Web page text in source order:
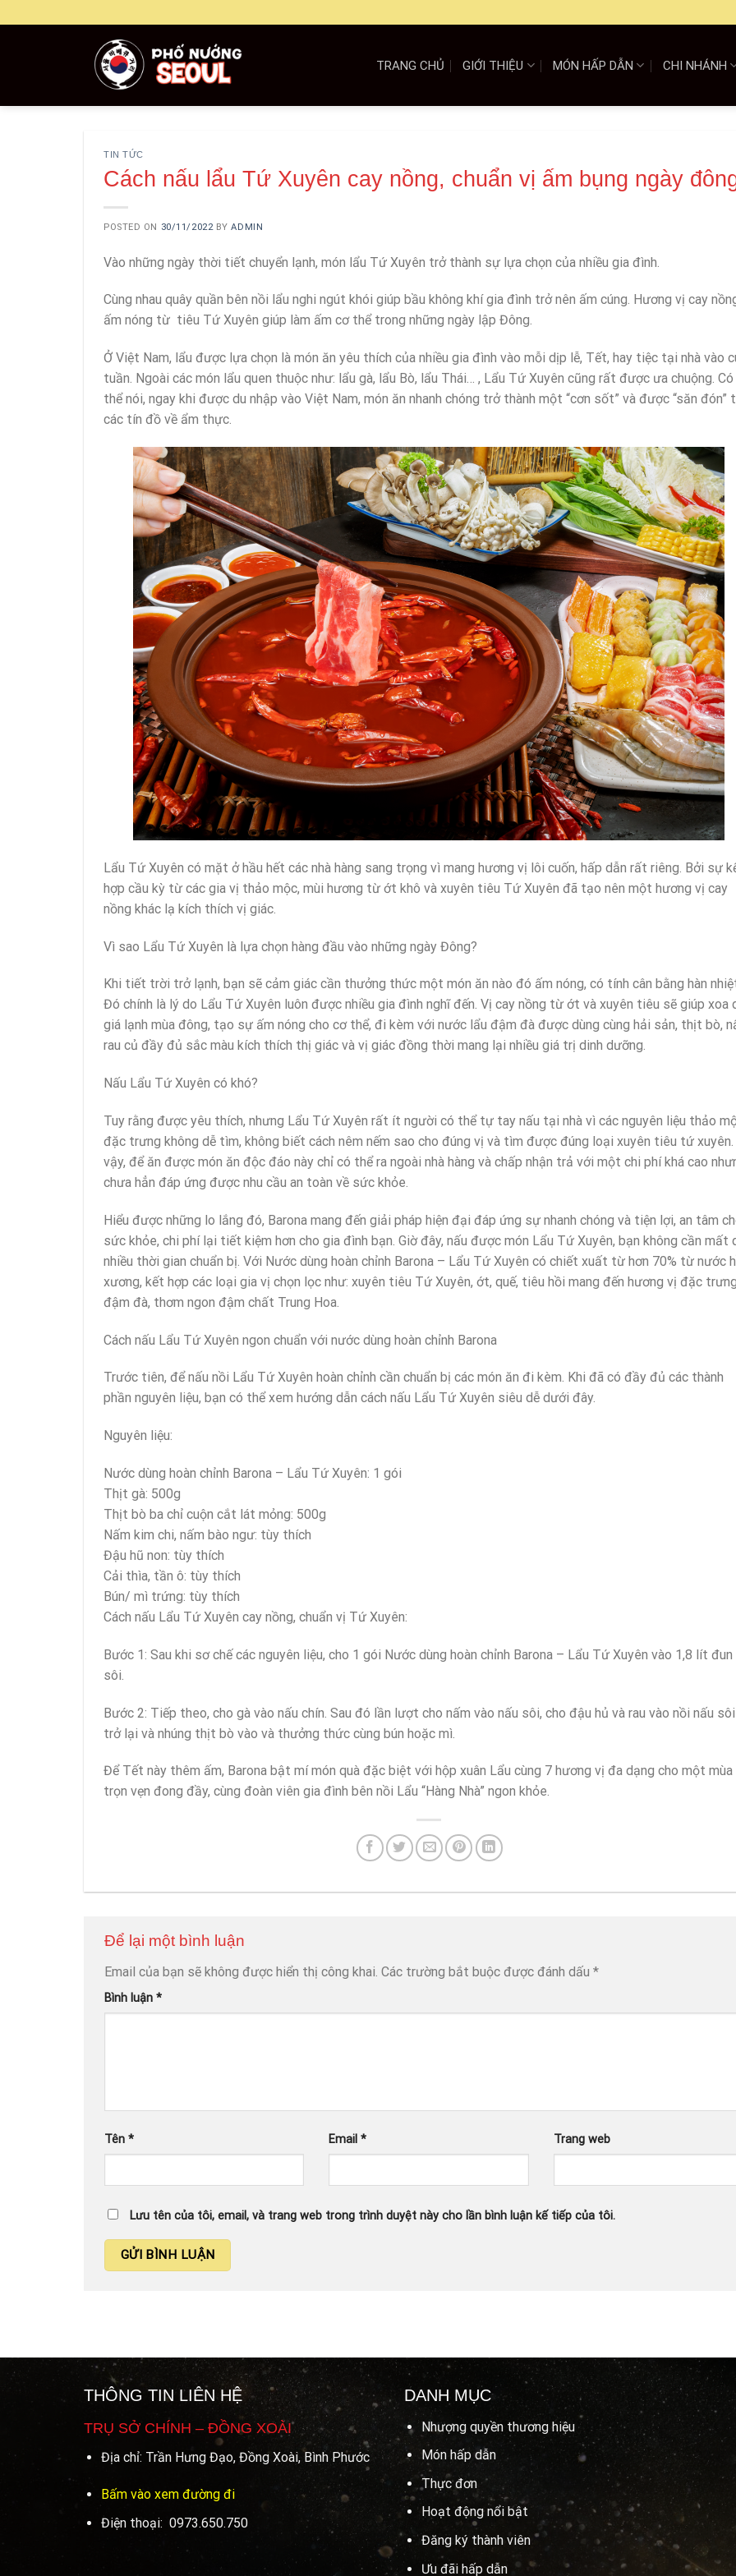
to
TRANG CHỦ GIỚI THIỆU MÓN HẤP DẪN CHI NHÁNH
TIN TỨC
Cách nấu lẩu Tứ Xuyên cay nồng, chuẩn vị ấm bụng ngày
POSTED ON 30/11/2022 BYADMIN
Vào những ngày thời tiết chuyển lạnh, món lẩu Tứ Xuyên trở thành sự lựa chọn của nhiều gia đình.
Cùng nhau quây quần bên nồi lẩu nghi ngút khói giúp bầu không khí gia đình trở nên ấm cúng. Hương vị cay
ấm nóng từ tiêu Tứ Xuyên giúp làm ấm cơ thể trong những ngày lập Đông.
Ở Việt Nam, lẩu được lựa chọn là món ăn yêu thích của nhiều gia đình vào mỗi dịp lễ, Tết, hay tiệc tại nhà vào
tuần. Ngoài các món lẩu quen thuộc như: lẩu gà, lẩu Bò, lẩu Thái… , Lẩu Tứ Xuyên cũng rất được ưa chuộng. Có
thể nói, ngay khi được du nhập vào Việt Nam, món ăn nhanh chóng trở thành một “cơn sốt” và được “săn đón”
các tín đồ về ẩm thực.
Lẩu Tứ Xuyên có mặt ở hầu hết các nhà hàng sang trọng vì mang hương vị lôi cuốn, hấp dẫn rất riêng. Bởi sự
hợp cầu kỳ từ các gia vị thảo mộc, mùi hương từ ớt khô và xuyên tiêu Tứ Xuyên đã tạo nên một hương vị cay
nồng khác lạ kích thích vị giác.
Vì sao Lẩu Tứ Xuyên là lựa chọn hàng đầu vào những ngày Đông?
Khi tiết trời trở lạnh, bạn sẽ cảm giác cần thưởng thức một món ăn nào đó ấm nóng, có tính cân bằng hàn
Đó chính là lý do Lẩu Tứ Xuyên luôn được nhiều gia đình nghĩ đến. Vị cay nồng từ ớt và xuyên tiêu sẽ giúp xoa
giá lạnh mùa đông, tạo sự ấm nóng cho cơ thể, đi kèm với nước lẩu đậm đà được dùng cùng hải sản, thịt bò,
rau củ đầy đủ sắc màu kích thích thị giác và vị giác đồng thời mang lại nhiều giá trị dinh dưỡng.
Nấu Lẩu Tứ Xuyên có khó?
Tuy rằng được yêu thích, nhưng Lẩu Tứ Xuyên rất ít người có thể tự tay nấu tại nhà vì các nguyên liệu thảo
đặc trưng không dễ tìm, không biết cách nêm nếm sao cho đúng vị và tìm được đúng loại xuyên tiêu tứ xuyên.
vậy, để ăn được món ăn độc đáo này chỉ có thể ra ngoài nhà hàng và chấp nhận trả với một chi phí khá cao
chưa hẳn đáp ứng được nhu cầu an toàn về sức khỏe.
Hiểu được những lo lắng đó, Barona mang đến giải pháp hiện đại đáp ứng sự nhanh chóng và tiện lợi, an tâm
sức khỏe, chi phí lại tiết kiệm hơn cho gia đình bạn. Giờ đây, nấu được món Lẩu Tứ Xuyên, bạn không cần mất
nhiều thời gian chuẩn bị. Với Nước dùng hoàn chỉnh Barona – Lẩu Tứ Xuyên có chiết xuất từ hơn 70% từ nước
xương, kết hợp các loại gia vị chọn lọc như: xuyên tiêu Tứ Xuyên, ớt, quế, tiêu hồi mang đến hương vị đặc
đậm đà, thơm ngon đậm chất Trung Hoa.
Cách nấu Lẩu Tứ Xuyên ngon chuẩn với nước dùng hoàn chỉnh Barona
Trước tiên, để nấu nồi Lẩu Tứ Xuyên hoàn chỉnh cần chuẩn bị các món ăn đi kèm. Khi đã có đầy đủ các thành
phần nguyên liệu, bạn có thể xem hướng dẫn cách nấu Lẩu Tứ Xuyên siêu dễ dưới đây.
Nguyên liệu:
Nước dùng hoàn chỉnh Barona – Lẩu Tứ Xuyên: 1 gói
Thịt gà: 500g
Thịt bò ba chỉ cuộn cắt lát mỏng: 500g
Nấm kim chi, nấm bào ngư: tùy thích
Đậu hũ non: tùy thích
Cải thìa, tần ô: tùy thích
Bún/ mì trứng: tùy thích
Cách nấu Lẩu Tứ Xuyên cay nồng, chuẩn vị Tứ Xuyên:
Bước 1: Sau khi sơ chế các nguyên liệu, cho 1 gói Nước dùng hoàn chỉnh Barona – Lẩu Tứ Xuyên vào 1,8 lít đun
sôi.
Bước 2: Tiếp theo, cho gà vào nấu chín. Sau đó lần lượt cho nấm vào nấu sôi, cho đậu hủ và rau vào nồi nấu sôi
trở lại và nhúng thịt bò vào và thưởng thức cùng bún hoặc mì.
Để Tết này thêm ấm, Barona bật mí món quà đặc biệt với hộp xuân Lẩu cùng 7 hương vị đa dạng cho một
trọn vẹn đong đầy, cùng đoàn viên gia đình bên nồi Lẩu “Hàng Nhà” ngon khỏe.
Để lại một bình luận
Email của bạn sẽ không được hiển thị công khai. Các trường bắt buộc được đánh dấu *
Bình luận *
Tên * Email* Trang web
Lưu tên của tôi, email, và trang web trong trình duyệt này cho lần bình luận kế tiếp của tôi.
THÔNG TIN LIÊN HỆ
TRỤ SỞ CHÍNH – ĐỒNG XOÀI
Địa chỉ: Trần Hưng Đạo, Đồng Xoài, Bình Phước
Bấm vào xem đường đi
Điện thoại: 0973.650.750
DANH MỤC
Nhượng quyền thương hiệu
Món hấp dẫn
Thực đơn
Hoạt động nổi bật
Đăng ký thành viên
Ưu đãi hấp dẫn